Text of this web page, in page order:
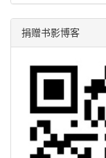
捐赠书影博客